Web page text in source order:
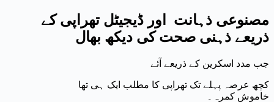
ذریعے ذہنی صحت کی دیکھ بھال
جب مدد اسکرین کے ذریعے آئے
کچھ عرصہ پہلے تک تھراپی کا مطلب ایک ہی تھا
خاموش کمرہ۔